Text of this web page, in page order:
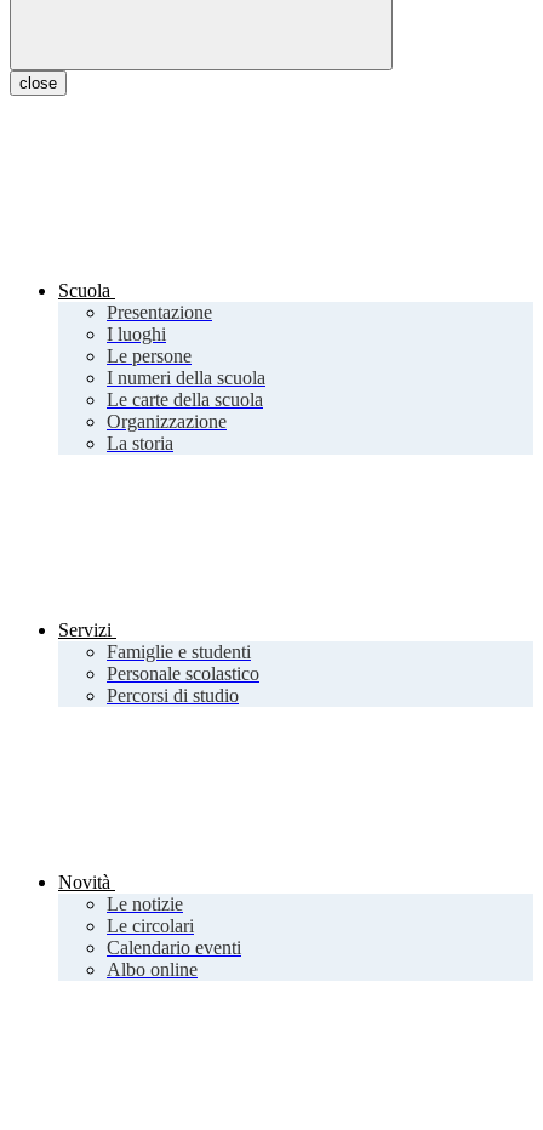
close
Scuola
Presentazione
I luoghi
Le persone
I numeri della scuola
Le carte della scuola
Organizzazione
La storia
Servizi
Famiglie e studenti
Personale scolastico
Percorsi di studio
Novità
Le notizie
Le circolari
Calendario eventi
Albo online